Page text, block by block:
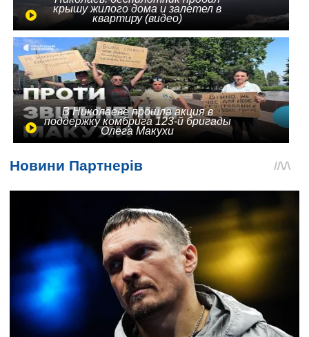
крышу жилого дома и залетел в
квартиру (видео)
В Николаеве прошла акция в
поддержку комбрига 123-й бригады
Олега Макухи